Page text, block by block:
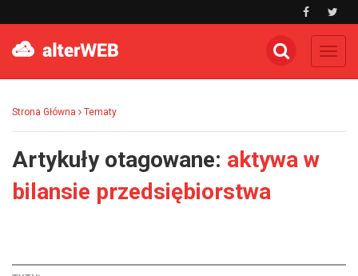
Strona Główna Tematy
Artykuły otagowane: aktywa w
bilansie przedsiębiorstwa